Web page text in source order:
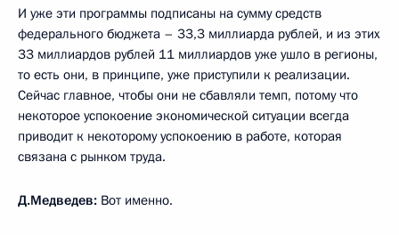
И уже эти программы подписаны на сумму средств
федерального бюджета – 33,3 миллиарда рублей, и из этих
33 миллиардов рублей 11 миллиардов уже ушло в регионы,
то есть они, в принципе, уже приступили к реализации.
Сейчас главное, чтобы они не сбавляли темп, потому что
некоторое успокоение экономической ситуации всегда
приводит к некоторому успокоению в работе, которая
связана с рынком труда.
Д.Медведев: Вот именно.